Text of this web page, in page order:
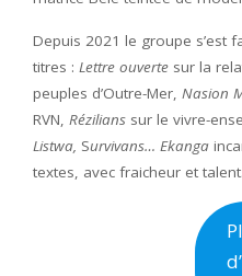
Depuis 2021 le groupe s’est
titres : Lettre ouverte sur la
peuples d’Outre-Mer, Nasion
RVN, Rézilians sur le vivre-
Listwa, Survivans… Ekanga
textes, avec fraicheur et talent.